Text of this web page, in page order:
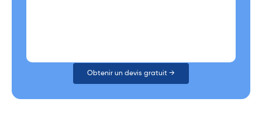
Obtenir un devis gratuit →